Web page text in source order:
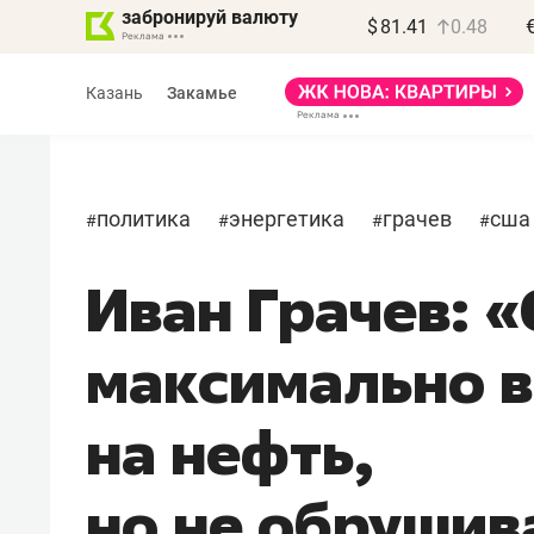
забронируй валюту $ 81.41 0.48
Казань Закамье
#политика #энергетика #грачев #сша
Иван Грачев:
максимально
на нефть,
Василь Мазитов
МАРТ
«Не зная местных
правил, бизнес может
потерять минимум
полгода»